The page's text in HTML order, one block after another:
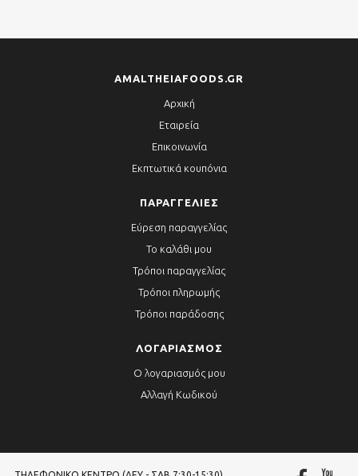
AMALTHEIAFOODS.GR
Αρχική
Εταιρεία
Επικοινωνία
Εκπτωτικά κουπόνια
ΠΑΡΑΓΓΕΛΊΕΣ
Εύρεση παραγγελίας
Το καλάθι μου
Τρόποι παραγγελίας
Τρόποι πληρωμής
Τρόποι παράδοσης
ΛΟΓΑΡΙΑΣΜΌΣ
Ο λογαριασμός μου
Αλλαγή Κωδικού